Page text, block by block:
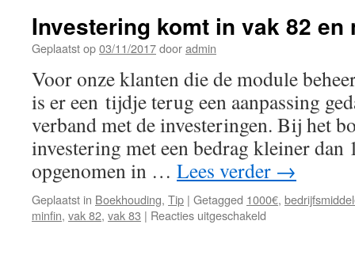
Investering komt in vak 82 en
Geplaatst op03/11/2017dooradmin
Voor onze klanten die de module
is er een tijdje terug een aanpassing
verband met de investeringen. Bij het
investering met een bedrag kleiner dan
opgenomen in … Lees verder →
Geplaatst in Boekhouding, Tip | Getagged 1000€,
minfin, vak 82, vak 83 | Reacties uitgeschakeld